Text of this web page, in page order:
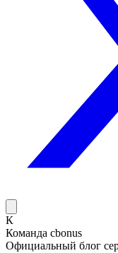
К
Команда cbonus
Официальный блог